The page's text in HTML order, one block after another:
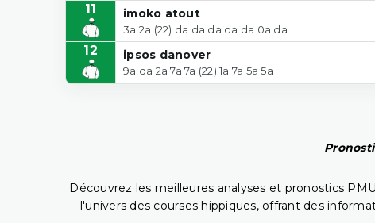
11 imoko atout
3a 2a (22) da da da da da 0a da
12 ipsos danover
9a da 2a 7a 7a (22) 1a 7a 5a 5a
Découvrez les meilleures analyses et pronostics
l'univers des courses hippiques, offrant des